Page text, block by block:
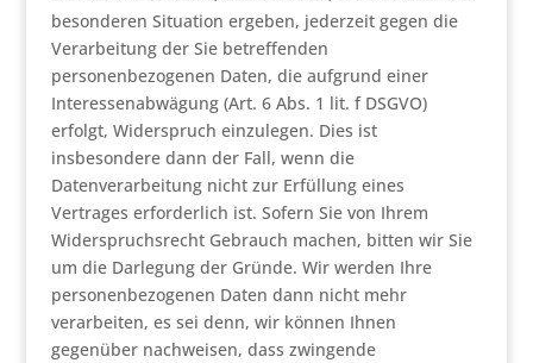
besonderen Situation ergeben, jederzeit gegen die
Verarbeitung der Sie betreffenden
personenbezogenen Daten, die aufgrund einer
Interessenabwägung (Art. 6 Abs. 1 lit. f DSGVO)
erfolgt, Widerspruch einzulegen. Dies ist
insbesondere dann der Fall, wenn die
Datenverarbeitung nicht zur Erfüllung eines
Vertrages erforderlich ist. Sofern Sie von Ihrem
Widerspruchsrecht Gebrauch machen, bitten wir Sie
um die Darlegung der Gründe. Wir werden Ihre
personenbezogenen Daten dann nicht mehr
verarbeiten, es sei denn, wir können Ihnen
gegenüber nachweisen, dass zwingende